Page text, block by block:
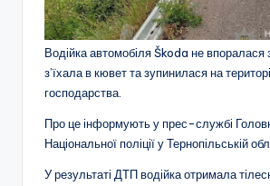
Водійка автомобіля Škoda не впоралася
з’їхала в кювет та зупинилася на
господарства.
Про це інформують у прес-службі
Національної поліції у Тернопільській
У результаті ДТП водійка отримала